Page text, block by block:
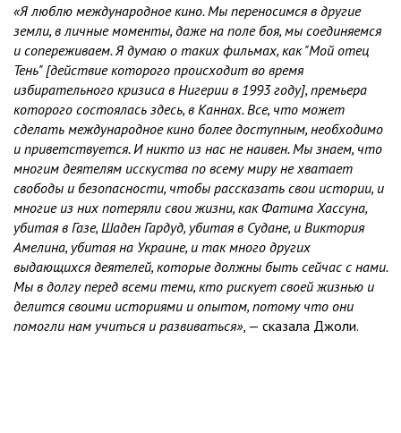
«Я люблю международное кино. Мы переносимся в другие
земли, в личные моменты, даже на поле боя, мы соединяемся
и сопереживаем. Я думаю о таких фильмах, как "Мой отец
Тень" [действие которого происходит во время
избирательного кризиса в Нигерии в 1993 году], премьера
которого состоялась здесь, в Каннах. Все, что может
сделать международное кино более доступным, необходимо
и приветствуется. И никто из нас не наивен. Мы знаем, что
многим деятелям исскуства по всему миру не хватает
свободы и безопасности, чтобы рассказать свои истории, и
многие из них потеряли свои жизни, как Фатима Хассуна,
убитая в Газе, Шаден Гардуд, убитая в Судане, и Виктория
Амелина, убитая на Украине, и так много других
выдающихся деятелей, которые должны быть сейчас с нами.
Мы в долгу перед всеми теми, кто рискует своей жизнью и
делится своими историями и опытом, потому что они
помогли нам учиться и развиваться», — сказала Джоли.